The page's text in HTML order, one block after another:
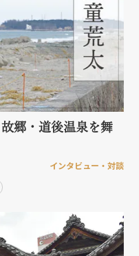
郷・道後温泉を舞
インタビュー・対談